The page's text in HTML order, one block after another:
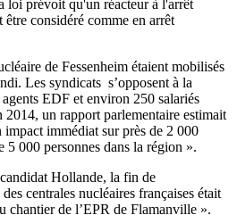
loi prévoit qu'un réacteur à l'arrêt
considéré comme en arrêt
de Fessenheim étaient mobilisés
Les syndicats s’opposent à la
EDF et environ 250 salariés
2014, un rapport parlementaire estimait
immédiat sur près de 2 000
5 000 personnes dans la région ».
Hollande, la fin de
centrales nucléaires françaises était
chantier de l’EPR de Flamanville ».